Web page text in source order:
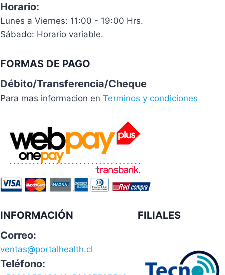
Horario:
Lunes a Viernes: 11:00 - 19:00 Hrs.
Sábado: Horario variable.
FORMAS DE PAGO
Débito/Transferencia/Cheque
Para mas informacion en Terminos y condiciones
INFORMACIÓN
Correo:
ventas@portalhealth.cl
Teléfono:
FILIALES